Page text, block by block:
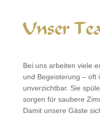
Unser
Bei uns arbeiten viele
und Begeisterung – oft
unverzichtbar. Sie
sorgen für saubere
Damit unsere Gäste